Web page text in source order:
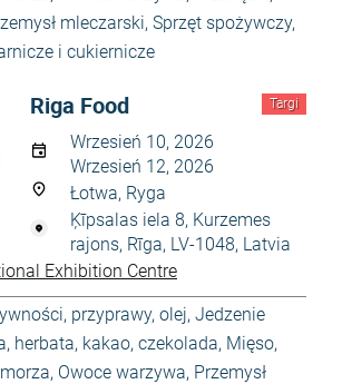
mleczarski, Sprzęt spożywczy,
i cukiernicze
Targi
Riga Food
Wrzesień 10, 2026
Wrzesień 12, 2026
Łotwa, Ryga
Ķīpsalas iela 8, Kurzemes
rajons, Rīga, LV-1048, Latvia
Exhibition Centre
przyprawy, olej, Jedzenie
herbata, kakao, czekolada, Mięso,
, Owoce warzywa, Przemysł